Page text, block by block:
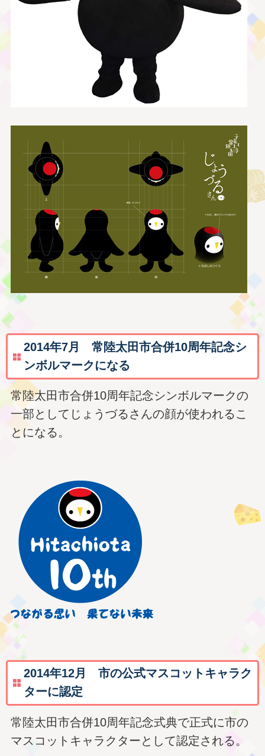
2014年7月 常陸太田市合併10周年記念シ
ンボルマークになる
常陸太田市合併10周年記念シンボルマークの
一部としてじょうづるさんの顔が使われるこ
とになる。
2014年12月 市の公式マスコットキャラク
ターに認定
常陸太田市合併10周年記念式典で正式に市の
マスコットキャラクターとして認定される。